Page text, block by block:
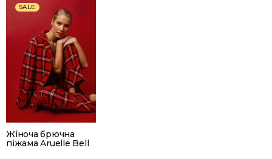
SALE
Жіноча брючна
піжама Aruelle Bell